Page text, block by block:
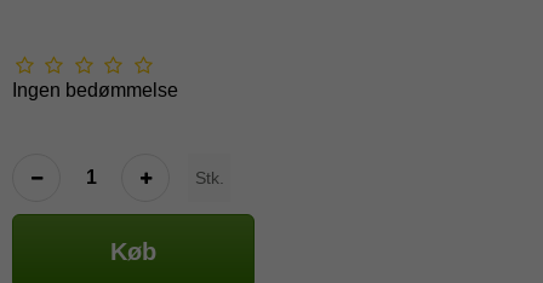
Ingen bedømmelse
Stk.
Køb